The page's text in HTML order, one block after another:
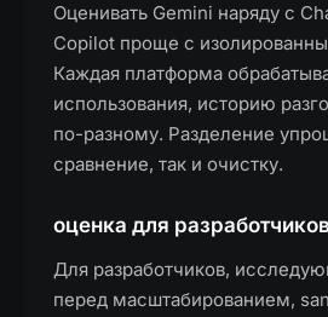
Оценивать Gemini наряду с
Copilot проще с
Каждая платформа
использования, историю
по-разному. Разделение
сравнение, так и очистку.
оценка для разработчиков
Для разработчиков,
перед масштабированием,